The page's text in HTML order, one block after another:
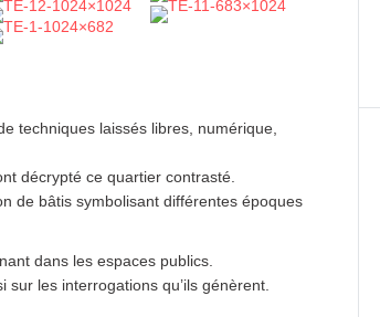
techniques laissés libres, numérique,
décrypté ce quartier contrasté.
de bâtis symbolisant différentes époques
dans les espaces publics.
les interrogations qu’ils génèrent.